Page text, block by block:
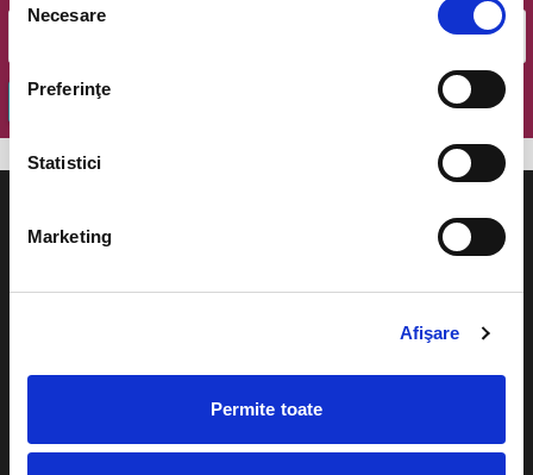
consimțământului
Necesare
Preferinţe
Statistici
Marketing
Afişare
Permite toate
OK
Cum comand bilete?